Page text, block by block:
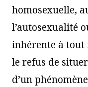
homosexuelle,
l’autosexualité
inhérente à tout
le refus de
d’un